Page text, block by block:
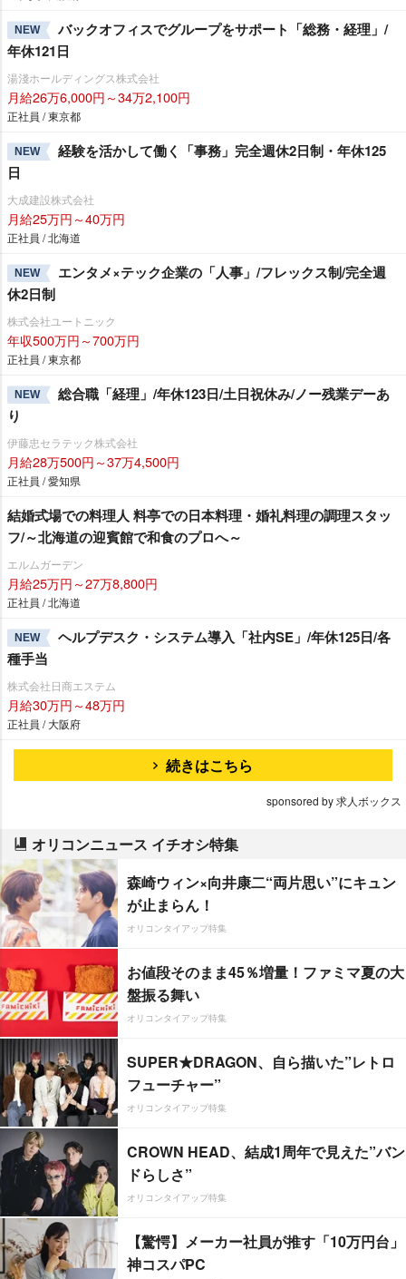
NEW
バックオフィスでグループをサポート「総務・経理」/
年休121日
湯淺ホールディングス株式会社
月給26万6,000円～34万2,100円
正社員 / 東京都
NEW
経験を活かして働く「事務」完全週休2日制・年休125
日
大成建設株式会社
月給25万円～40万円
正社員 / 北海道
NEW
エンタメ×テック企業の「人事」/フレックス制/完全週
休2日制
株式会社ユートニック
年収500万円～700万円
正社員 / 東京都
NEW
総合職「経理」/年休123日/土日祝休み/ノー残業デーあ
り
伊藤忠セラテック株式会社
月給28万500円～37万4,500円
正社員 / 愛知県
結婚式場での料理人 料亭での日本料理・婚礼料理の調理スタッ
フ/～北海道の迎賓館で和食のプロへ～
エルムガーデン
月給25万円～27万8,800円
正社員 / 北海道
NEW
ヘルプデスク・システム導入「社内SE」/年休125日/各
種手当
株式会社日商エステム
月給30万円～48万円
正社員 / 大阪府
続きはこちら
sponsored by 求人ボックス
オリコンニュース イチオシ特集
森崎ウィン×向井康二“両片思い”にキュン
が止まらん！
オリコンタイアップ特集
お値段そのまま45％増量！ファミマ夏の大
盤振る舞い
オリコンタイアップ特集
SUPER★DRAGON、自ら描いた”レトロ
フューチャー”
オリコンタイアップ特集
CROWN HEAD、結成1周年で見えた”バン
ドらしさ”
オリコンタイアップ特集
【驚愕】メーカー社員が推す「10万円台」
神コスパPC